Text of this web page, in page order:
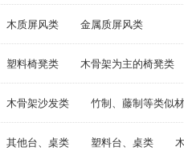
木质屏风类 金属质屏风类
塑料椅凳类 木骨架为主的椅凳类
木骨架沙发类 竹制、藤制等类似
其他台、桌类 塑料台、桌类